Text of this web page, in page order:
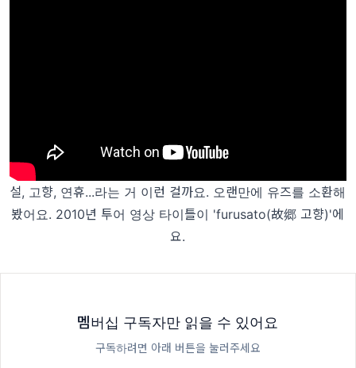
설, 고향, 연휴...라는 거 이런 걸까요. 오랜만에 유즈를 소환해
봤어요. 2010년 투어 영상 타이틀이 'furusato(故郷 고향)'에
요.
멤버십 구독자만 읽을 수 있어요
구독하려면 아래 버튼을 눌러주세요